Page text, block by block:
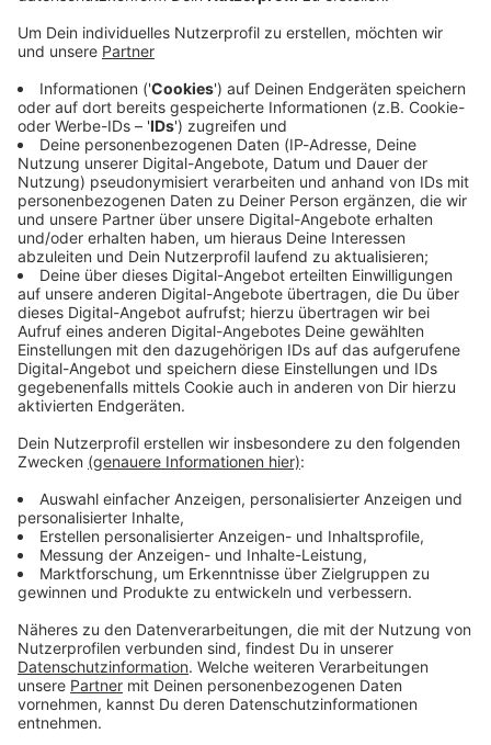
Immer auf dem Laufenden
bleiben!
Verpass' nichts mehr - mit unserem kostenlosen
ANTENNE BAYERN Newsletter. Ob Nachrichten,
Lifestyle oder unsere neuesten Aktionen - wir
informieren dich.
Zum Newsletter anmelden
Du möchtest uns etwas sagen?